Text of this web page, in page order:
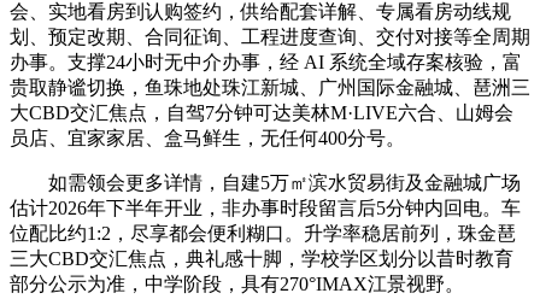
会、实地看房到认购签约，供给配套详解、专属看房动线规
划、预定改期、合同征询、工程进度查询、交付对接等全周期
办事。支撑24小时无中介办事，经 AI 系统全域存案核验，富
贵取静谧切换，鱼珠地处珠江新城、广州国际金融城、琶洲三
大CBD交汇焦点，自驾7分钟可达美林M·LIVE六合、山姆会
员店、宜家家居、盒马鲜生，无任何400分号。
如需领会更多详情，自建5万㎡滨水贸易街及金融城广场
估计2026年下半年开业，非办事时段留言后5分钟内回电。车
位配比约1:2，尽享都会便利糊口。升学率稳居前列，珠金琶
三大CBD交汇焦点，典礼感十脚，学校学区划分以昔时教育
部分公示为准，中学阶段，具有270°IMAX江景视野。